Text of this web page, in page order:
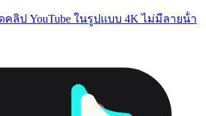
ลิป YouTube ในรูปแบบ 4K ไม่มีลายน้ํา